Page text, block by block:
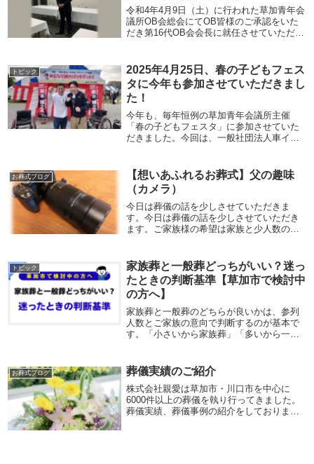
令和4年4月9日（土）に行われた草加青年会
議所OB会総会にてOB皆様のご承認をいた
だき第16代OB会会長に就任させていただき
ロナ過の中、誇り高きJCバッチを胸に活
動...
トピック
2025年4月25日、春の子どもフェス
タに今年も参加させていただきまし
た！
今年も、毎年恒例の草加青年会議所主催
「春の子どもフェスタ」に参加させていた
だきました。今回は、一般社団法人車イス
に出会えた、素敵な一日になりました。一
般社団法人車イ...
お葬式ブログ
【想いあふれるお葬式】父の趣味
（カメラ）
今日は葬儀の話を少しさせていただきま
す。今日は葬儀の話を少しさせていただき
ます。ご家族様の希望は家族と少人数の趣
ていただきました。故人様は生前愛用のカ
メラで写真を撮...
トピック
家族葬と一般葬どっちがいい？迷っ
たときの判断基準【草加市で検討中
の方へ】
家族葬と一般葬のどちらが良いかは、参列
人数とご家族の意向で判断するのが基本で
す。「小さいから家族葬」「多いから一般
です。株式会社親愛では、形式にとらわれ
ず、ご家族に...
お葬式ブログ 葬儀実績のご紹介
株式会社親愛は草加市・川口市を中心に
6000件以上の葬儀を執り行ってきました。
葬儀実績、葬儀事例の紹介をしておりま